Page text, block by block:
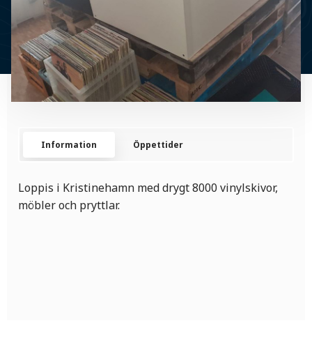
Information Öppettider
Loppis i Kristinehamn med drygt 8000 vinylskivor,
möbler och pryttlar.